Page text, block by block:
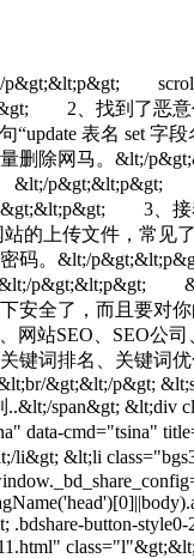
2、找到了恶意代
表名 set 字
量删除网马。
p&gt;&lt;p&gt; 2
3、接着
上传文件，常见
密码。&lt;/
&lt;/
下安全了，而且要
网站SEO、SEO公
键词排名、关键词
&gt;&lt;/p&gt;
span&gt; &lt;div
data-cmd="tsina"
&lt;li
button-